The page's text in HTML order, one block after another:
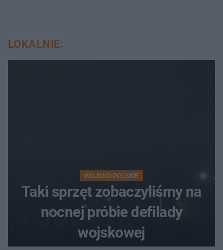
LOKALNIE:
WOJSKO POLSKIE
Taki sprzęt zobaczyliśmy na
nocnej próbie defilady
wojskowej